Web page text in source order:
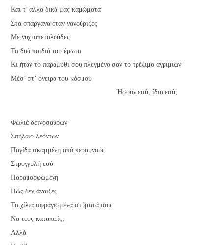
Και τ’ άλλα δικά μας καμώματα
Στα σπάργανα όταν νανούριζες
Με νυχτοπεταλούδες
Τα δυό παιδιά του έρωτα
Κι ήταν το παραμύθι σου πλεγμένο σαν το τρέξιμο αγριμιών
Μέσ’ στ’ όνειρο του κόσμου
Ήσουν εσύ, ίδια εσύ;
Φωλιά δεινοσαύρων
Σπήλαιο λεόντων
Παγίδα σκαμμένη από κεραυνούς
Στρογγυλή εσύ
Παραμορφωμένη
Πώς δεν άνοιξες
Τα χίλια σφραγισμένα στόματά σου
Να τους καταπιείς;
Αλλά